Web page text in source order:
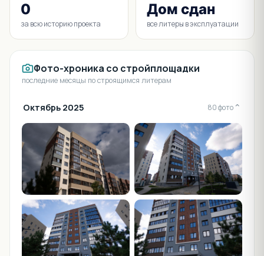
0
за всю историю проекта
Дом сдан
все литеры в эксплуатации
Фото-хроника со стройплощадки
последние месяцы по строящимся литерам
Октябрь 2025 80 фото ⌄